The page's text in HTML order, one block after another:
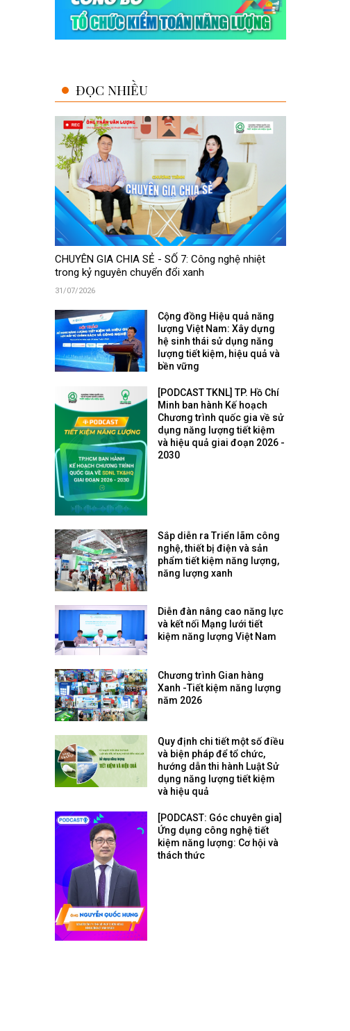
ĐỌC NHIỀU
CHUYÊN GIA CHIA SẺ - SỐ 7: Công nghệ nhiệt
trong kỷ nguyên chuyển đổi xanh
31/07/2026
Cộng đồng Hiệu quả năng
lượng Việt Nam: Xây dựng
hệ sinh thái sử dụng năng
lượng tiết kiệm, hiệu quả và
bền vững
[PODCAST TKNL] TP. Hồ Chí
Minh ban hành Kế hoạch
Chương trình quốc gia về sử
dụng năng lượng tiết kiệm
và hiệu quả giai đoạn 2026 -
2030
Sắp diễn ra Triển lãm công
nghệ, thiết bị điện và sản
phẩm tiết kiệm năng lượng,
năng lượng xanh
Diễn đàn nâng cao năng lực
và kết nối Mạng lưới tiết
kiệm năng lượng Việt Nam
Chương trình Gian hàng
Xanh -Tiết kiệm năng lượng
năm 2026
Quy định chi tiết một số điều
và biện pháp để tổ chức,
hướng dẫn thi hành Luật Sử
dụng năng lượng tiết kiệm
và hiệu quả
[PODCAST: Góc chuyên gia]
Ứng dụng công nghệ tiết
kiệm năng lượng: Cơ hội và
thách thức